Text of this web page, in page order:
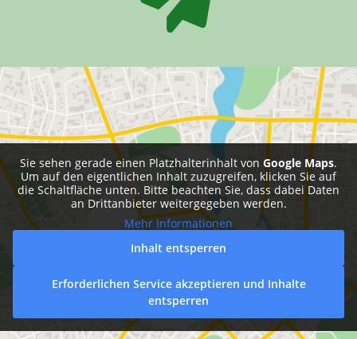
Sie sehen gerade einen Platzhalterinhalt von Google Maps.
Um auf den eigentlichen Inhalt zuzugreifen, klicken Sie auf
die Schaltfläche unten. Bitte beachten Sie, dass dabei Daten
an Drittanbieter weitergegeben werden.
Mehr Informationen
Inhalt entsperren
Erforderlichen Service akzeptieren und Inhalte
entsperren